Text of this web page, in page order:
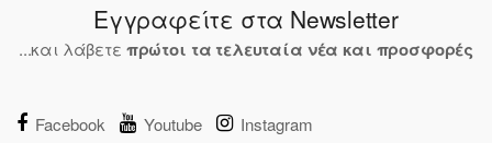
Εγγραφείτε στα Newsletter
...και λάβετε πρώτοι τα τελευταία νέα και προσφορές
Facebook Youtube Instagram